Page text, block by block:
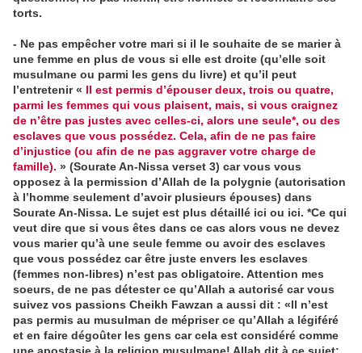
torts.
- Ne pas empêcher votre mari si il le souhaite de se marier à
une femme en plus de vous si elle est droite (qu’elle soit
musulmane ou parmi les gens du livre) et qu’il peut
l’entretenir « Il est permis d’épouser deux, trois ou quatre,
parmi les femmes qui vous plaisent, mais, si vous craignez
de n’être pas justes avec celles-ci, alors une seule*, ou des
esclaves que vous possédez. Cela, afin de ne pas faire
d’injustice (ou afin de ne pas aggraver votre charge de
famille). » (Sourate An-Nissa verset 3) car vous vous
opposez à la permission d’Allah de la polygnie (autorisation
à l’homme seulement d’avoir plusieurs épouses) dans
Sourate An-Nissa. Le sujet est plus détaillé ici ou ici. *Ce qui
veut dire que si vous êtes dans ce cas alors vous ne devez
vous marier qu’à une seule femme ou avoir des esclaves
que vous possédez car être juste envers les esclaves
(femmes non-libres) n’est pas obligatoire. Attention mes
soeurs, de ne pas détester ce qu’Allah a autorisé car vous
suivez vos passions Cheikh Fawzan a aussi dit : «Il n’est
pas permis au musulman de mépriser ce qu’Allah a légiféré
et en faire dégoûter les gens car cela est considéré comme